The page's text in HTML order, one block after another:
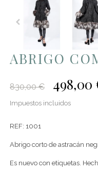
ABRIGO
830,00 € 498,00
Impuestos incluidos
REF: 1001
Abrigo corto de astracán
Es nuevo con etiquetas.